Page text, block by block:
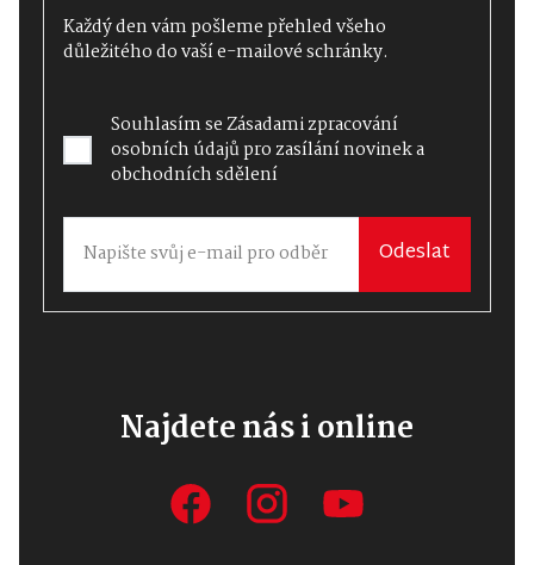
Každý den vám pošleme přehled všeho
důležitého do vaší e-mailové schránky.
Souhlasím seZásadami zpracování
osobních údajůpro zasílání novinek a
obchodních sdělení
Odeslat
Najdete nás i online